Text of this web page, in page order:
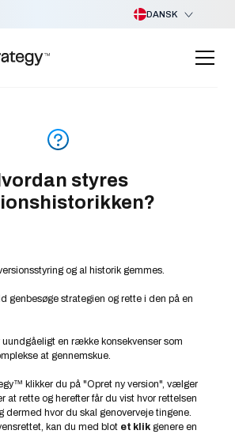
DANSK
styres
og al historik gemmes.
genbesøge strategien og rette i den på en
uundgåeligt en række konsekvenser som
at gennemskue.
klikker du på "Opret ny version", vælger
at rette og herefter får du vist hvor rettelsen
dermed hvor du skal genoverveje tingene.
kan du med blot et klik genere en